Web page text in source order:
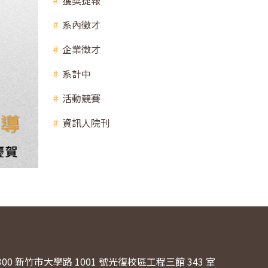
系內徵才
企業徵才
系計中
活動競賽
資訊人院刊
新竹市大學路 1001 號光復校區工程三館 343 室